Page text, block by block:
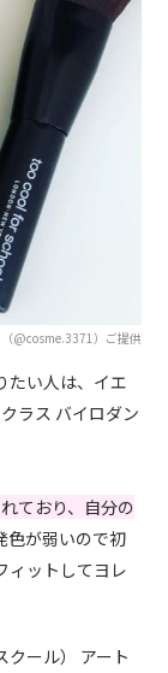
@cosme.3371）ご提供
たい人は、イエ
ラス バイロダン
ており、自分の
色が弱いので初
ィットしてヨレ
ール） アート